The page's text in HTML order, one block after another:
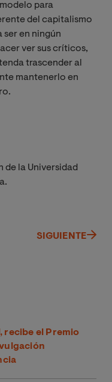
para
del capitalismo
ser en ningún
ver sus críticos,
trascender al
mantenerlo en
de la Universidad
SIGUIENTE
recibe el Premio